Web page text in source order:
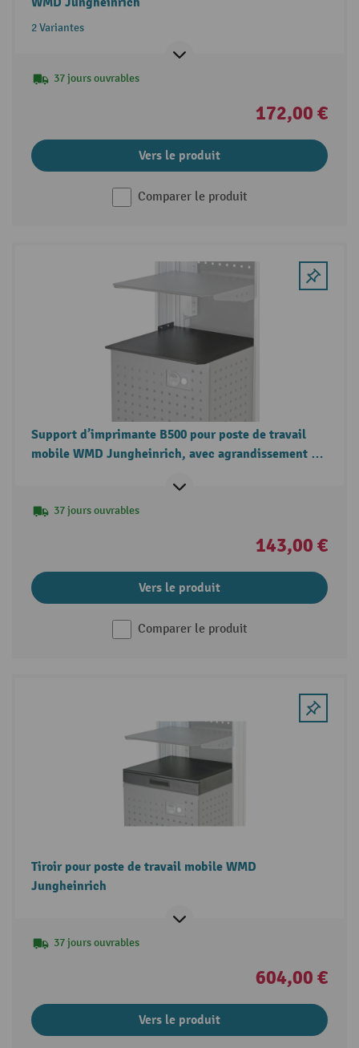
2 Variantes
37 jours ouvrables
172,00 €
Vers le produit
Comparer le produit
Support d’imprimante B500 pour poste de travail
mobile WMD Jungheinrich, avec agrandissement de
37 jours ouvrables
143,00 €
Vers le produit
Comparer le produit
Tiroir pour poste de travail mobile WMD
Jungheinrich
37 jours ouvrables
604,00 €
Vers le produit